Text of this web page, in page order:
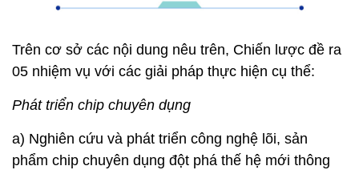
Trên cơ sở các nội dung nêu trên, Chiến lược đề ra
05 nhiệm vụ với các giải pháp thực hiện cụ thể:
Phát triển chip chuyên dụng
a) Nghiên cứu và phát triển công nghệ lõi, sản
phẩm chip chuyên dụng đột phá thế hệ mới thông